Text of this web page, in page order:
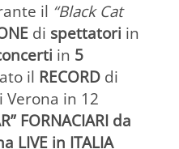
il “Black Cat
di spettatori in
in 5
il RECORD di
Verona in 12
FORNACIARI da
LIVE in ITALIA